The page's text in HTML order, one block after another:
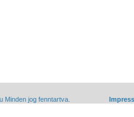
Minden jog fenntartva.